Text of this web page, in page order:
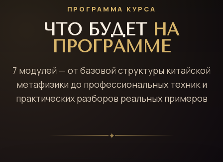
ПРОГРАММА КУРСА
ЧТО БУДЕТ НА
ПРОГРАММЕ
7 модулей — от базовой структуры китайской
метафизики до профессиональных техник и
практических разборов реальных примеров
✦